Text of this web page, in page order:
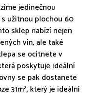
jedinečnou
užitnou plochou 60
sklep nabízí nejen
vín, ale také
se ocitnete v
poskytuje ideální
se pak dostanete
31m², který je ideální